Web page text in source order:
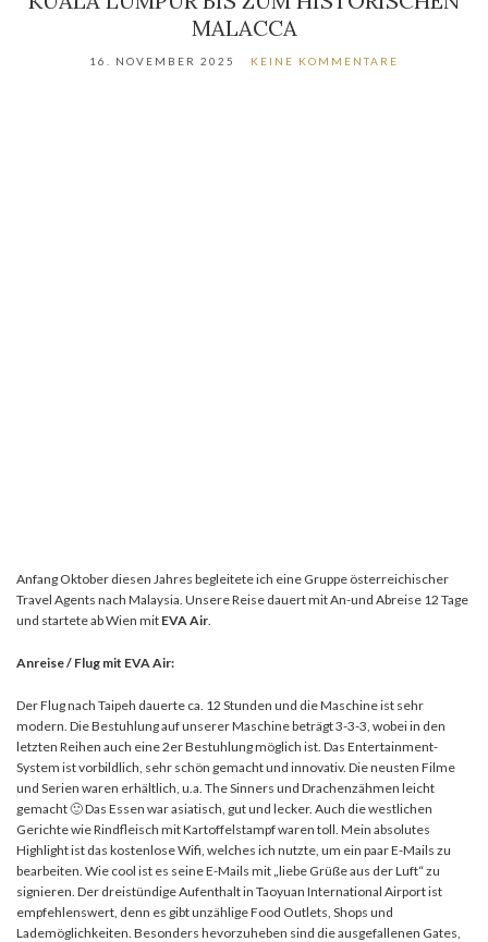
MALACCA
16. NOVEMBER 2025 KEINE KOMMENTARE
Anfang Oktober diesen Jahres begleitete ich eine Gruppe österreichischer
Travel Agents nach Malaysia. Unsere Reise dauert mit An-und Abreise 12 Tage
und startete ab Wien mit EVA Air.
Anreise / Flug mit EVA Air:
Der Flug nach Taipeh dauerte ca. 12 Stunden und die Maschine ist sehr
modern. Die Bestuhlung auf unserer Maschine beträgt 3-3-3, wobei in den
letzten Reihen auch eine 2er Bestuhlung möglich ist. Das Entertainment-
System ist vorbildlich, sehr schön gemacht und innovativ. Die neusten Filme
und Serien waren erhältlich, u.a. The Sinners und Drachenzähmen leicht
gemacht 🙂 Das Essen war asiatisch, gut und lecker. Auch die westlichen
Gerichte wie Rindfleisch mit Kartoffelstampf waren toll. Mein absolutes
Highlight ist das kostenlose Wifi, welches ich nutzte, um ein paar E-Mails zu
bearbeiten. Wie cool ist es seine E-Mails mit „liebe Grüße aus der Luft“ zu
signieren. Der dreistündige Aufenthalt in Taoyuan International Airport ist
empfehlenswert, denn es gibt unzählige Food Outlets, Shops und
Lademöglichkeiten. Besonders hevorzuheben sind die ausgefallenen Gates,